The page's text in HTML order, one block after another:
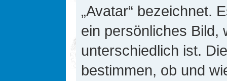
„Avatar“ bezeichnet.
ein persönliches Bild,
unterschiedlich ist.
bestimmen, ob und